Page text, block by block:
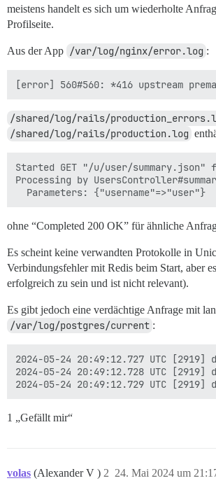
meistens handelt es sich um wiederholte
Profilseite.
Aus der App /var/log/nginx/error.log :
/shared/log/rails/
/shared/log/rails/production.log
Started GET "/u/user/
Processing by
ohne “Completed 200 OK” für ähnliche
Es scheint keine verwandten Protokolle in
Verbindungsfehler mit Redis beim Start, aber
erfolgreich zu sein und ist nicht relevant).
Es gibt jedoch eine verdächtige Anfrage mit
/var/log/postgres/current :
2024-05-24 20:49:12.727 UTC
2024-05-24 20:49:12.728 UTC
1 „Gefällt mir“
volas (Alexander V ) 24. Mai 2024 um
2